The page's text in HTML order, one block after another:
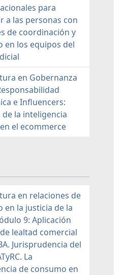
para
a las personas con
de coordinación y
en los equipos del
en Gobernanza
e Influencers:
de la inteligencia
el ecommerce
en relaciones de
en la justicia de la
9: Aplicación
lealtad comercial
Jurisprudencia del
La
de consumo en